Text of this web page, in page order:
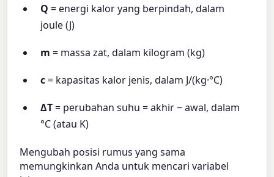
Q = energi kalor yang berpindah, dalam
joule (J)
m = massa zat, dalam kilogram (kg)
c= kapasitas kalor jenis, dalam J/(kg·°C)
ΔT= perubahan suhu = akhir − awal, dalam
°C (atau K)
Mengubah posisi rumus yang sama
memungkinkan Anda untuk mencari variabel